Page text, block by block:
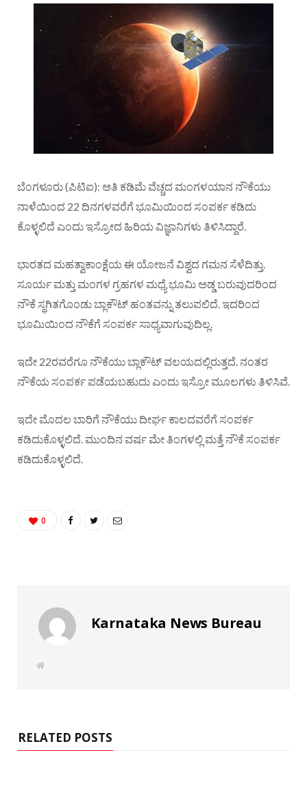
ಬೆಂಗಳೂರು (ಪಿಟಿಐ): ಅತಿ ಕಡಿಮೆ ವೆಚ್ಚದ ಮಂಗಳಯಾನ ನೌಕೆಯು
ನಾಳೆಯಿಂದ 22 ದಿನಗಳವರೆಗೆ ಭೂಮಿಯಿಂದ ಸಂಪರ್ಕ ಕಡಿದು
ಕೊಳ್ಳಲಿದೆ ಎಂದು ಇಸ್ರೋದ ಹಿರಿಯ ವಿಜ್ಞಾನಿಗಳು ತಿಳಿಸಿದ್ದಾರೆ.
ಭಾರತದ ಮಹತ್ವಾಕಾಂಕ್ಷೆಯ ಈ ಯೋಜನೆ ವಿಶ್ವದ ಗಮನ ಸೆಳೆದಿತ್ತು.
ಸೂರ್ಯ ಮತ್ತು ಮಂಗಳ ಗ್ರಹಗಳ ಮಧ್ಯೆ ಭೂಮಿ ಅಡ್ಡ ಬರುವುದರಿಂದ
ನೌಕೆ ಸ್ಥಗಿತಗೊಂಡು ಬ್ಲಾಕೌಟ್‌ ಹಂತವನ್ನು ತಲುಪಲಿದೆ. ಇದರಿಂದ
ಭೂಮಿಯಿಂದ ನೌಕೆಗೆ ಸಂಪರ್ಕ ಸಾಧ್ಯವಾಗುವುದಿಲ್ಲ.
ಇದೇ 22ರವರೆಗೂ ನೌಕೆಯು ಬ್ಲಾಕೌಟ್‌ ವಲಯದಲ್ಲಿರುತ್ತದೆ. ನಂತರ
ನೌಕೆಯ ಸಂಪರ್ಕ ಪಡೆಯಬಹುದು ಎಂದು ಇಸ್ರೋ ಮೂಲಗಳು ತಿಳಿಸಿವೆ.
ಇದೇ ಮೊದಲ ಬಾರಿಗೆ ನೌಕೆಯು ದೀರ್ಘ ಕಾಲದವರೆಗೆ ಸಂಪರ್ಕ
ಕಡಿದುಕೊಳ್ಳಲಿದೆ. ಮುಂದಿನ ವರ್ಷ ಮೇ ತಿಂಗಳಲ್ಲಿ ಮತ್ತೆ ನೌಕೆ ಸಂಪರ್ಕ
ಕಡಿದುಕೊಳ್ಳಲಿದೆ.
0
Karnataka News Bureau
W
RELATED POSTS